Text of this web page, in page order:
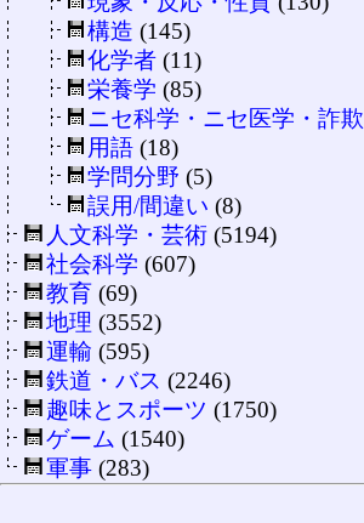
構造 (145)
化学者 (11)
栄養学 (85)
ニセ科学・ニセ医学・詐欺
用語 (18)
学問分野 (5)
誤用/間違い (8)
人文科学・芸術 (5194)
社会科学 (607)
教育 (69)
地理 (3552)
運輸 (595)
鉄道・バス (2246)
趣味とスポーツ (1750)
ゲーム (1540)
軍事 (283)